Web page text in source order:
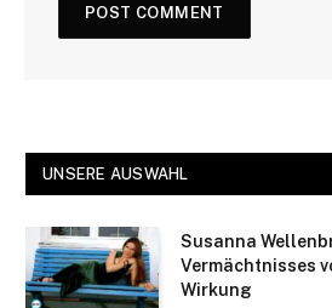
UNSERE AUSWAHL
Susanna
Vermächtnisses
Wirkung